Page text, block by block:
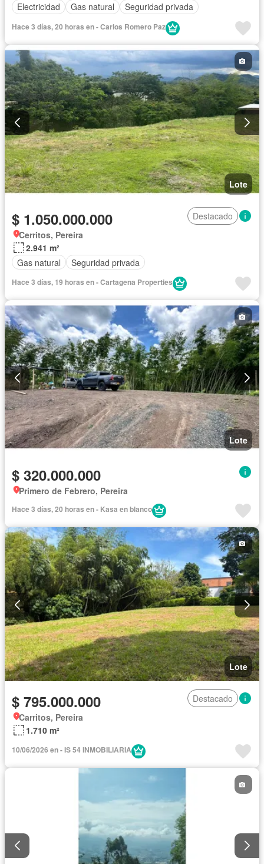
Electricidad
Gas natural Seguridad privada
Hace 3 días, 20 horas en - Carlos Romero Paz
Lote
$ 1.050.000.000
Destacado
Cerritos, Pereira
2.941 m²
Gas natural
Seguridad privada
Hace 3 días, 19 horas en - Cartagena Properties
Lote
$ 320.000.000
Primero de Febrero, Pereira
Hace 3 días, 20 horas en - Kasa en blanco
Lote
$ 795.000.000
Destacado
Carritos, Pereira
1.710 m²
10/06/2026 en - IS 54 INMOBILIARIA